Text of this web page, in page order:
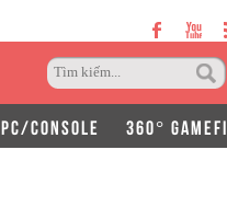
PC/CONSOLE 360° GAMEFI